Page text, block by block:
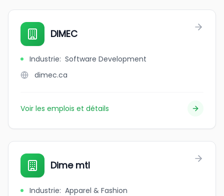
DIMEC
Industrie: Software Development
dimec.ca
Voir les emplois et détails
Dime mtl
Industrie: Apparel & Fashion